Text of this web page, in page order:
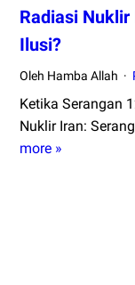
Radiasi
Ilusi?
Oleh Hamba Allah
Ketika Serangan
Nuklir Iran:
more »
Ketika